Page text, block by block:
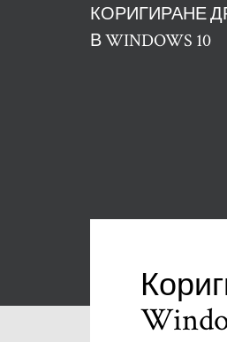
КОРИГИРАНЕ
В WINDOWS 10